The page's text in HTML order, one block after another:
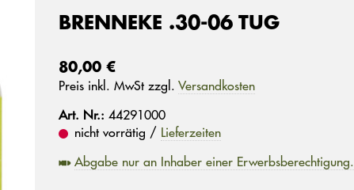
BRENNEKE .30-06 TUG
80,00 €
Preis inkl. MwSt zzgl. Versandkosten
Art. Nr.: 44291000
nicht vorrätig / Lieferzeiten
Abgabe nur an Inhaber einer Erwerbsberechtigung.